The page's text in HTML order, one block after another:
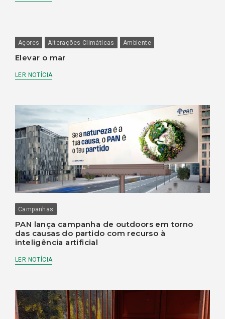
Açores Alterações Climáticas Ambiente
Elevar o mar
LER NOTÍCIA
Campanhas
PAN lança campanha de outdoors em torno
das causas do partido com recurso à
inteligência artificial
LER NOTÍCIA